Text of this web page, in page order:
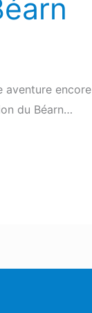
aventure encore
du Béarn…